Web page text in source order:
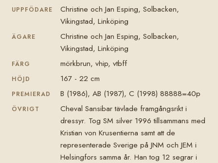
UPPFÖDARE
Christine och Jan Esping, Solbacken,
Vikingstad, Linköping
ÄGARE
Christine och Jan Esping, Solbacken,
Vikingstad, Linköping
FÄRG mörkbrun, vhip, vtbff
HÖJD 167 - 22 cm
PREMIERAD B (1986), AB (1987), C (1998) 88888=40p
ÖVRIGT
Cheval Sansibar tävlade framgångsrikt i
dressyr. Tog SM silver 1996 tillsammans med
Kristian von Krusentierna samt att de
representerade Sverige på JNM och JEM i
Helsingfors samma år. Han tog 12 segrar i